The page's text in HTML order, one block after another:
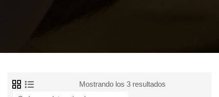
Mostrando los 3 resultados